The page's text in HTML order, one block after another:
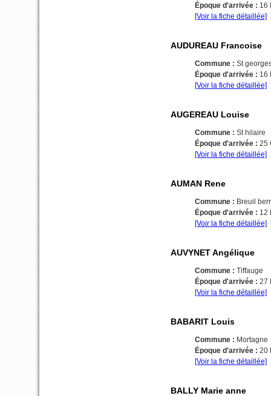
Époque d'arrivée : 16
[Voir la fiche détaillée]
AUDUREAU Francoise
Commune : St
Époque d'arrivée : 16
[Voir la fiche détaillée]
AUGEREAU Louise
Commune : St hilaire
Époque d'arrivée : 25
[Voir la fiche détaillée]
AUMAN Rene
Commune : Breuil
Époque d'arrivée : 12
[Voir la fiche détaillée]
AUVYNET Angélique
Commune : Tiffauge
Époque d'arrivée : 27
[Voir la fiche détaillée]
BABARIT Louis
Commune : Mortagne
Époque d'arrivée : 20
[Voir la fiche détaillée]
BALLY Marie anne